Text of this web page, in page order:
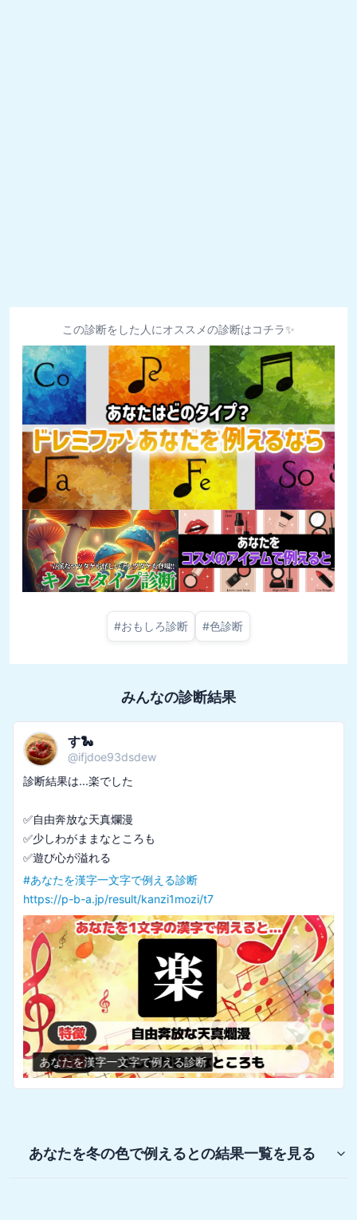
この診断をした人にオススメの診断はコチラ✨
#おもしろ診断 #色診断
みんなの診断結果
す🐍
@ifjdoe93dsdew
診断結果は...楽でした
✅自由奔放な天真爛漫
✅少しわがままなところも
#あなたを漢字一文字で例える診断
https://p-b-a.jp/result/kanzi1mozi/t7
あなたを漢字一文字で例える診断
あなたを冬の色で例えるとの結果一覧を見る